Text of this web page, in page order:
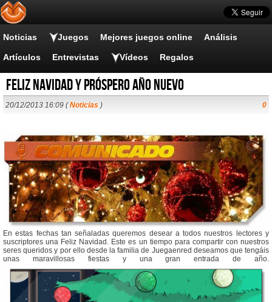
Noticias Juegos Mejores juegos online Análisis
Artículos Entrevistas Vídeos Regalos
Feliz Navidad y Próspero Año Nuevo
20/12/2013 16:09 (Noticias ) 0
En estas fechas tan señaladas queremos desear a todos nuestros lectores y
suscriptores una Feliz Navidad. Este es un tiempo para compartir con nuestros
seres queridos y por ello desde la familia de Juegaenred deseamos que tengáis
unas maravillosas fiestas y una gran entrada de año.